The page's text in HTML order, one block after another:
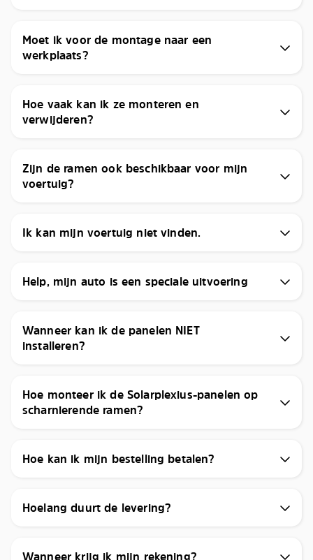
Moet ik voor de montage naar een
werkplaats?
Hoe vaak kan ik ze monteren en
verwijderen?
Zijn de ramen ook beschikbaar voor mijn
voertuig?
Ik kan mijn voertuig niet vinden.
Help, mijn auto is een speciale uitvoering
Wanneer kan ik de panelen NIET
installeren?
Hoe monteer ik de Solarplexius-panelen op
scharnierende ramen?
Hoe kan ik mijn bestelling betalen?
Hoelang duurt de levering?
Wanneer krijg ik mijn rekening?